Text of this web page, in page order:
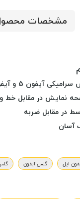
مشخصات
آیفون 5 و آیفون 5 اس
نمایش در مقابل
در مقابل ضربه
آسان
اپل گلس آیفون